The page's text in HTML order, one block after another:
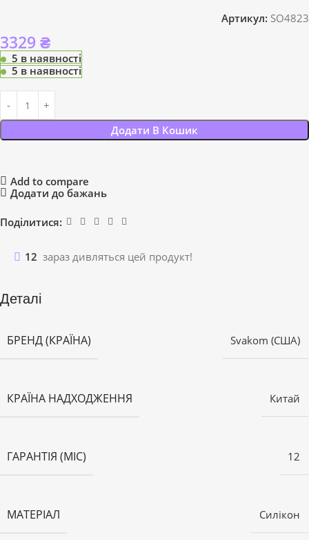
Артикул: SO4823
3329 ₴
5 в наявності
5 в наявності
Додати В Кошик
Add to compare
Додати до бажань
Поділитися:
12 зараз дивляться цей продукт!
Деталі
БРЕНД (КРАЇНА) Svakom (США)
КРАЇНА НАДХОДЖЕННЯ Китай
ГАРАНТІЯ (МІС) 12
МАТЕРІАЛ Силікон